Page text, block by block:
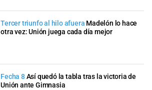
Tercer triunfo al hilo afuera Madelón lo hace
otra vez: Unión juega cada día mejor
Fecha 8Así quedó la tabla tras la victoria de
Unión ante Gimnasia